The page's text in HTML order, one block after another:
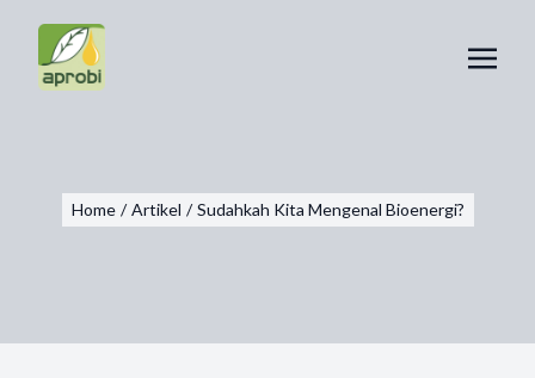
Home / Artikel / Sudahkah Kita Mengenal Bioenergi?